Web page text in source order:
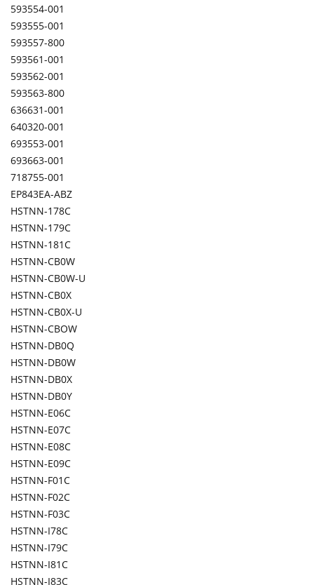
593554-001
593555-001
593557-800
593561-001
593562-001
593563-800
636631-001
640320-001
693553-001
693663-001
718755-001
EP843EA-ABZ
HSTNN-178C
HSTNN-179C
HSTNN-181C
HSTNN-CB0W
HSTNN-CB0W-U
HSTNN-CB0X
HSTNN-CB0X-U
HSTNN-CBOW
HSTNN-DB0Q
HSTNN-DB0W
HSTNN-DB0X
HSTNN-DB0Y
HSTNN-E06C
HSTNN-E07C
HSTNN-E08C
HSTNN-E09C
HSTNN-F01C
HSTNN-F02C
HSTNN-F03C
HSTNN-I78C
HSTNN-I79C
HSTNN-I81C
HSTNN-I83C